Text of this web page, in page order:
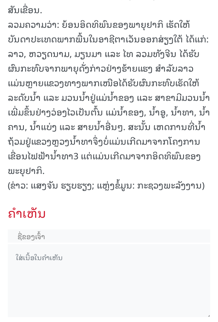
ສັນເຂື່ອນ.
ລວມຄວາມວ່າ: ຍ້ອນອິດທິພົນຂອງພາຍຸຢາກິ ເຮັດໃຫ້
ບັນດາປະເທດພາກພື້ນໃນອາຊີຕາເວັນອອກສ່ຽງໃຕ້ ໄດ້ແກ່:
ລາວ, ຫວຽດນາມ, ມຽນມາ ແລະ ໄທ ລວມທັງຈີນ ໄດ້ຮັບ
ຜົນກະທົບຈາກພາຍຸດັ່ງກ່າວຢ່າງຮ້າຍແຮງ ສຳລັບລາວ
ແມ່ນຫຼາຍແຂວງທາງພາກເໜືອໄດ້ຮັບຜົນກະທົບເຮັດໃຫ້
ລະດັບນໍ້າ ແລະ ມວນນໍ້າຢູ່ແມ່ນ້ຳຂອງ ແລະ ສາຂາມີມວນນ້ຳ
ເພີ່ມຂຶ້ນຢ່າງວ່ອງໄວເປັນຕົ້ນ ແມ່ນໍ້າຂອງ, ນໍ້າອູ, ນໍ້າທາ, ນໍ້າ
ຄານ, ນໍ້າແບ່ງ ແລະ ສາຍນ້ຳອື່ນໆ. ສະນັ້ນ ເຫດການທີ່ນໍ້າ
ຖ້ວມຢູ່ແຂວງຫຼວງນໍ້າທາຈຶ່ງບໍ່ແມ່ນເກີດມາຈາກໂຄງການ
ເຂື່ອນໄຟຟ້ານໍ້າທາ3 ແຕ່ແມ່ນເກີດມາຈາກອິດທິພົນຂອງ
ພະຍຸຢາກິ.
(ຂ່າວ: ແສງຈັນ ຮຽບຮຽງ; ແຫຼ່ງຂໍ້ມູນ: ກະຊວງພະລັງງານ)
ຄໍາເຫັນ